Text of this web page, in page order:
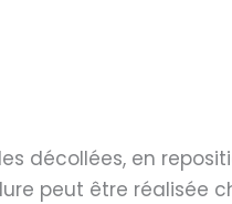
décollées, en
peut être réalisée